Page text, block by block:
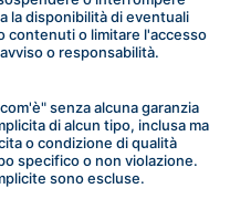
la disponibilità di eventuali
contenuti o limitare l'accesso
o responsabilità.
senza alcuna garanzia
di alcun tipo, inclusa ma
o condizione di qualità
specifico o non violazione.
sono escluse.